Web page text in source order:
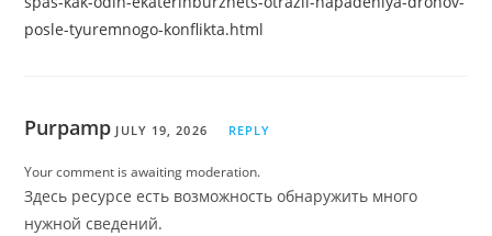
posle-tyuremnogo-konflikta.html
Purpamp JULY 19, 2026 REPLY
Your comment is awaiting moderation.
Здесь ресурсе есть возможность обнаружить много
нужной сведений.